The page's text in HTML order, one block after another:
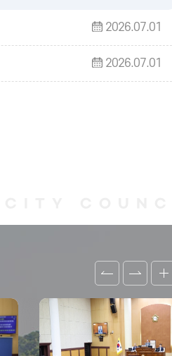
2026.07.01
2026.07.01